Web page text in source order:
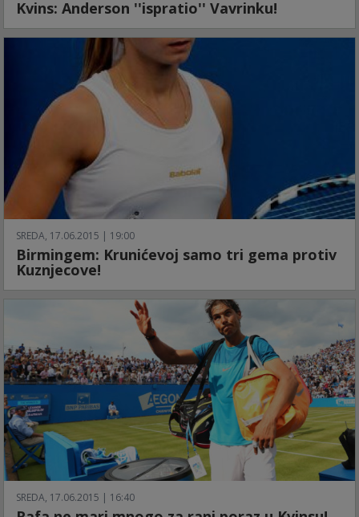
Kvins: Anderson ''ispratio'' Vavrinku!
SREDA, 17.06.2015 | 19:00
Birmingem: Krunićevoj samo tri gema protiv
Kuznjecove!
SREDA, 17.06.2015 | 16:40